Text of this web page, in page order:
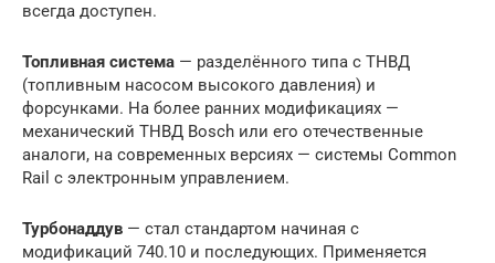
всегда доступен.
Топливная система — разделённого типа с ТНВД
(топливным насосом высокого давления) и
форсунками. На более ранних модификациях —
механический ТНВД Bosch или его отечественные
аналоги, на современных версиях — системы Common
Rail с электронным управлением.
Турбонаддув — стал стандартом начиная с
модификаций 740.10 и последующих. Применяется